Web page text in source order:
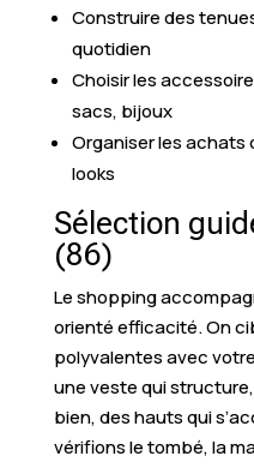
Construire des
quotidien
Choisir les
sacs, bijoux
Organiser les achats
looks
Sélection
(86)
Le shopping
orienté efficacité. On
polyvalentes avec
une veste qui
bien, des hauts qui
vérifions le tombé, la